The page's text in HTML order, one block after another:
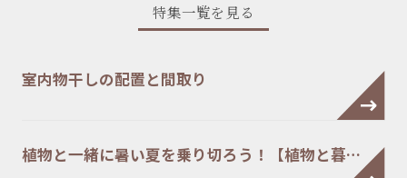
特集一覧を見る
室内物干しの配置と間取り
植物と一緒に暑い夏を乗り切ろう！【植物と暮…